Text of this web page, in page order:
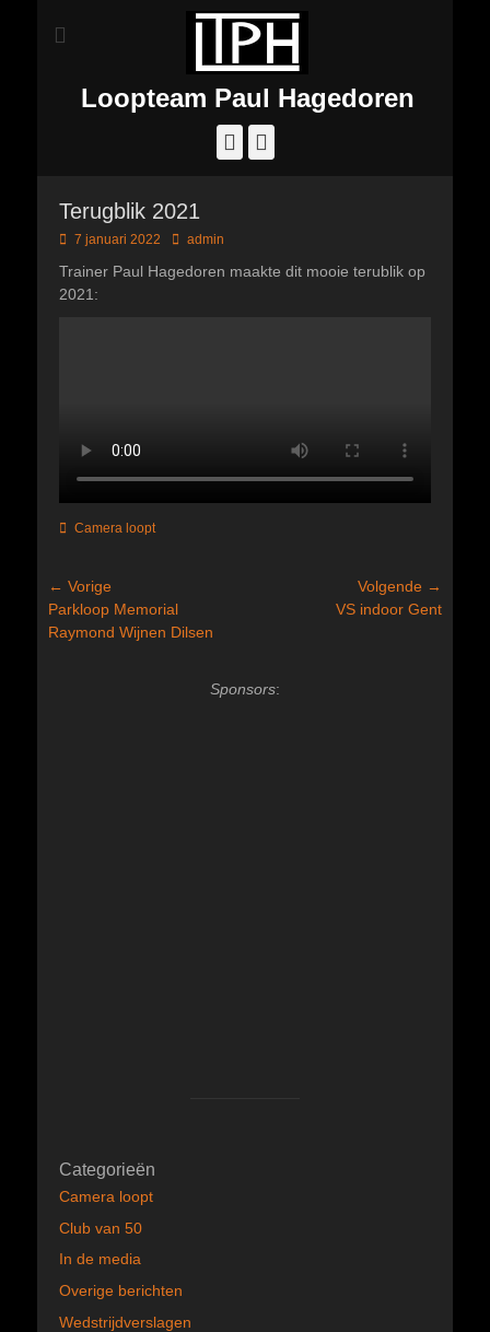
Loopteam Paul Hagedoren
Facebook
Terugblik 2021
Geplaatst
7 januari 2022 Author
admin
Trainer Paul Hagedoren maakte dit mooie terublik op
2021:
Categorieën
Camera loopt
Bericht
navigatie
← Vorige
Vorig
bericht:
Parkloop Memorial
Raymond Wijnen Dilsen
Volgende →
VS indoor Gent
Sponsors:
Categorieën
Camera loopt
Club van 50
In de media
Overige berichten
Wedstrijdverslagen